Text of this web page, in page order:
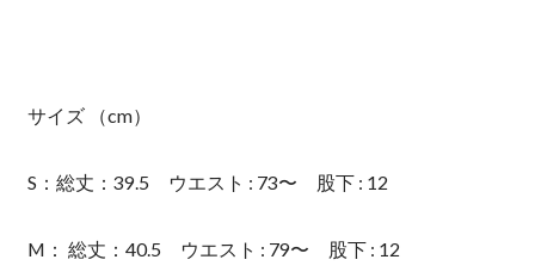
サイズ （cm）
S：総丈：39.5 ウエスト : 73〜 股下 : 12
M： 総丈：40.5 ウエスト : 79〜 股下 : 12